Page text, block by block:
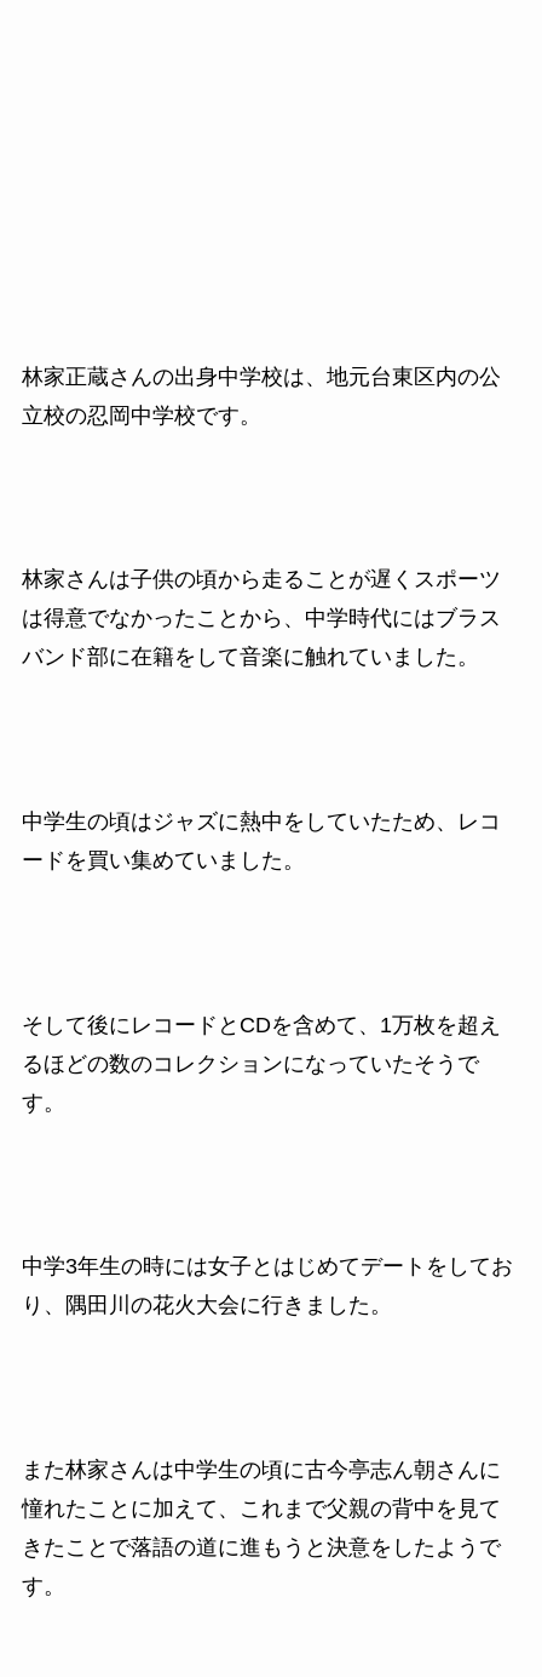
林家正蔵さんの出身中学校は、地元台東区内の公
立校の忍岡中学校です。
林家さんは子供の頃から走ることが遅くスポーツ
は得意でなかったことから、中学時代にはブラス
バンド部に在籍をして音楽に触れていました。
中学生の頃はジャズに熱中をしていたため、レコ
ードを買い集めていました。
そして後にレコードとCDを含めて、1万枚を超え
るほどの数のコレクションになっていたそうで
す。
中学3年生の時には女子とはじめてデートをしてお
り、隅田川の花火大会に行きました。
また林家さんは中学生の頃に古今亭志ん朝さんに
憧れたことに加えて、これまで父親の背中を見て
きたことで落語の道に進もうと決意をしたようで
す。